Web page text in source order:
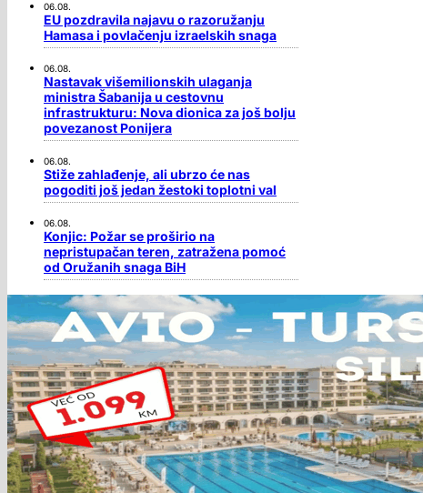
06.08.
EU pozdravila najavu o razoružanju
Hamasa i povlačenju izraelskih snaga
06.08.
Nastavak višemilionskih ulaganja
ministra Šabanija u cestovnu
infrastrukturu: Nova dionica za još bolju
povezanost Ponijera
06.08.
Stiže zahlađenje, ali ubrzo će nas
pogoditi još jedan žestoki toplotni val
06.08.
Konjic: Požar se proširio na
nepristupačan teren, zatražena pomoć
od Oružanih snaga BiH